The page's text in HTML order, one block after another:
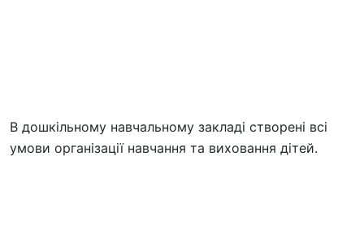
В дошкільному навчальному закладі створені всі
умови організації навчання та виховання дітей.